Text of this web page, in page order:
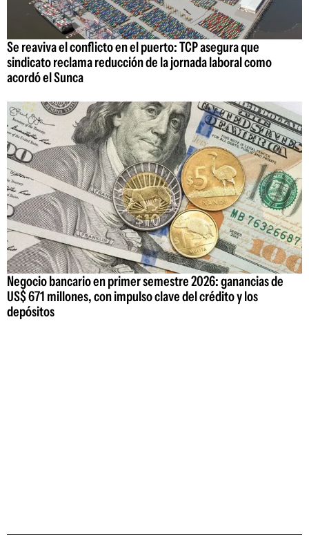
Se reaviva el conflicto en el puerto: TCP asegura que
sindicato reclama reducción de la jornada laboral como
acordó el Sunca
Negocio bancario en primer semestre 2026: ganancias de
US$ 671 millones, con impulso clave del crédito y los
depósitos